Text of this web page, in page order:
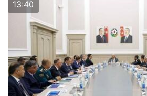
13:40